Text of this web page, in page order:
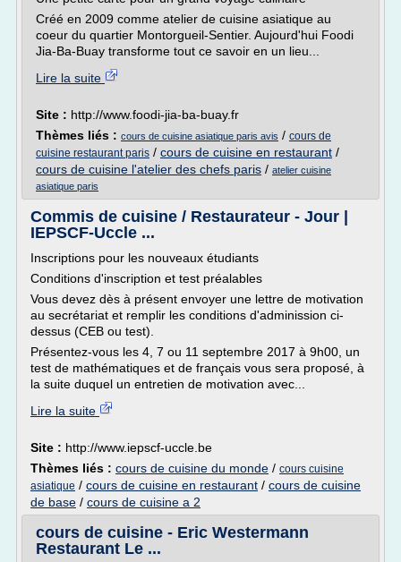
Créé en 2009 comme atelier de cuisine asiatique au
coeur du quartier Montorgueil-Sentier. Aujourd'hui Foodi
Jia-Ba-Buay transforme tout ce savoir en un lieu...
Lire la suite
Site : http://www.foodi-jia-ba-buay.fr
Thèmes liés : cours de cuisine asiatique paris avis / cours de
cuisine restaurant paris / cours de cuisine en restaurant /
cours de cuisine l'atelier des chefs paris / atelier cuisine
asiatique paris
Commis de cuisine / Restaurateur - Jour |
IEPSCF-Uccle ...
Inscriptions pour les nouveaux étudiants
Conditions d'inscription et test préalables
Vous devez dès à présent envoyer une lettre de motivation
au secrétariat et remplir les conditions d'adminission ci-
dessus (CEB ou test).
Présentez-vous les 4, 7 ou 11 septembre 2017 à 9h00, un
test de mathématiques et de français vous sera proposé, à
la suite duquel un entretien de motivation avec...
Lire la suite
Site : http://www.iepscf-uccle.be
Thèmes liés : cours de cuisine du monde / cours cuisine
asiatique / cours de cuisine en restaurant / cours de cuisine
de base / cours de cuisine a 2
cours de cuisine - Eric Westermann
Restaurant Le ...